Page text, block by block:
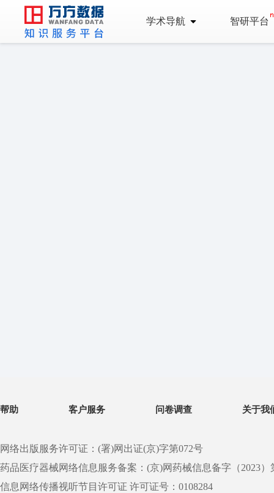
学术导航 智研平台
帮助 客户服务 问卷调查 关于我
网络出版服务许可证：(署)网出证(京)字第072号
药品医疗器械网络信息服务备案：(京)网药械信息备字（2023）
信息网络传播视听节目许可证 许可证号：0108284